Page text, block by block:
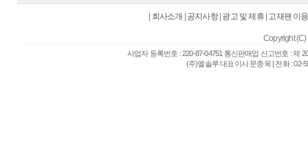
회사소개 공지사항| 광고 및 제휴| 고재팬 이
Copyright (C)
사업자 등록번호 : 220-87-04751 통신판매업 신고번호 : 제
(주)엘솔루 대표이사 문종욱 | 전화 : 02-